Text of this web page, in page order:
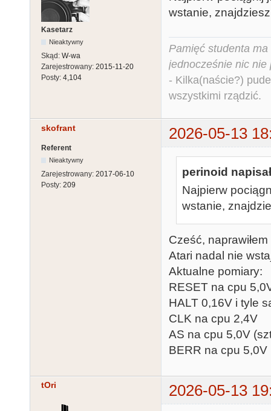
Kasetarz
Nieaktywny
Skąd: W-wa
Zarejestrowany: 2015-11-20
Posty: 4,104
wstanie,
Pamięć studenta
jednocześnie nic nie
- Kilka(naście?)
wszystkimi rządzić.
skofrant 2026-05-13
Referent
Nieaktywny
Zarejestrowany: 2017-06-10
Posty: 209
perinoid
Najpierw
wstanie,
Cześć,
Atari nadal nie
Aktualne pomiary:
RESET na cpu
HALT 0,16V i tyle
CLK na cpu 2,4V
AS na cpu 5,0V
BERR na cpu 5,0V
tOri 2026-05-13